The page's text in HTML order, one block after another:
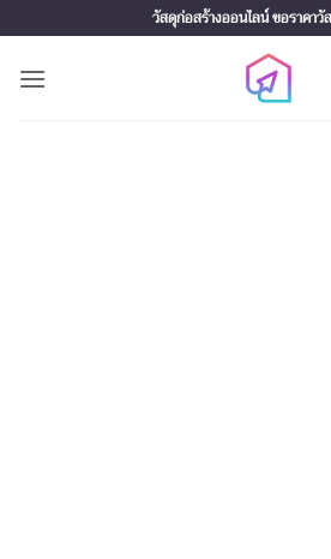
to
content
วัสดุก่อสร้างออนไลน์ ขอราคาวั